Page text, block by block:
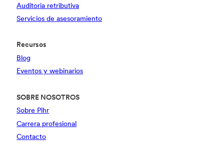
Auditoria retributiva
Servicios de asesoramiento
Recursos
Blog
Eventos y webinarios
SOBRE NOSOTROS
Sobre Pihr
Carrera profesional
Contacto